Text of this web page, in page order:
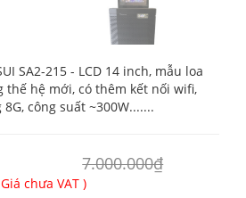
SA2-215 - LCD 14 inch, mẫu loa
thế hệ mới, có thêm kết nối wifi,
công suất ~300W.......
7.000.000₫
chưa VAT )